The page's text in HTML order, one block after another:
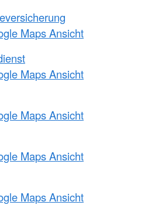
Maps Ansicht
Maps Ansicht
Maps Ansicht
Maps Ansicht
Maps Ansicht